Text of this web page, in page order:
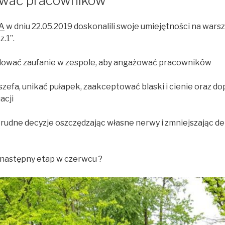
w dniu 22.05.2019 doskonalili swoje umiejętności na
zaufanie w zespole, aby angażować pracowników
unikać pułapek, zaakceptować blaski i cienie oraz
decyzje oszczędzając własne nerwy i zmniejszając
etap w czerwcu ?